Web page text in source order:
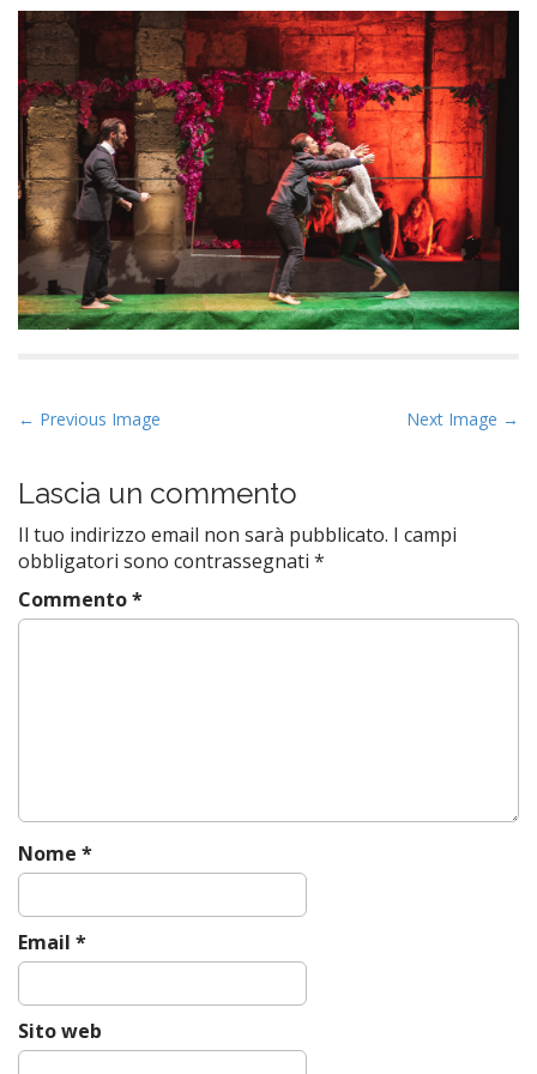
P
s
t
n
a
v
n
← Previous Image Next Image →
Lascia un commento
Il tuo indirizzo email non sarà pubblicato. I campi
obbligatori sono contrassegnati *
Commento*
Nome *
Email *
Sito web